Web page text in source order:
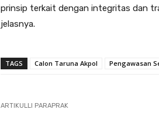
prinsip terkait dengan integritas dan
jelasnya.
TAGS Calon Taruna Akpol Pengawasan
ARTIKULLI PARAPRAK